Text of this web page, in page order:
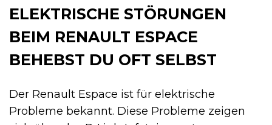
ELEKTRISCHE STÖRUNGEN
BEIM RENAULT ESPACE
BEHEBST DU OFT SELBST
Der Renault Espace ist für elektrische
Probleme bekannt. Diese Probleme zeigen